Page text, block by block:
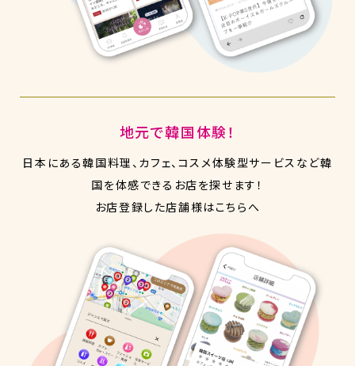
地元で韓国体験！
日本にある韓国料理、カフェ、コスメ体験型サービス など韓
国を体感できるお店を探せます！
お店登録した店舗様はこちらへ